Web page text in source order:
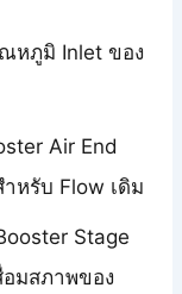
หภูมิ Inlet ของ
Air End
หรับ Flow เดิม
Stage
อมสภาพของ